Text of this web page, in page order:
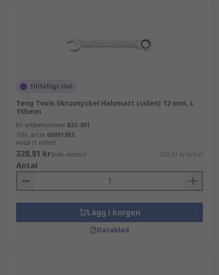
Tillfälligt slut
Teng Tools Skruvnyckel Halvmatt (siden) 12 mm, L
155mm
RS-artikelnummer 832-301
Tillv. art.nr 600512RS
Antal (1 enhet)
328,81 kr(exkl. moms) 328,81 kr/enhet
Antal
Lägg i korgen
Datablad